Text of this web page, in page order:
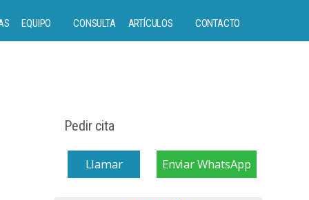
EQUIPO CONSULTA ARTÍCULOS CONTACTO
Pedir cita
Llamar Enviar WhatsApp